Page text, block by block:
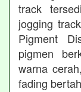
track
jogging
Pigment
pigmen
warna
fading